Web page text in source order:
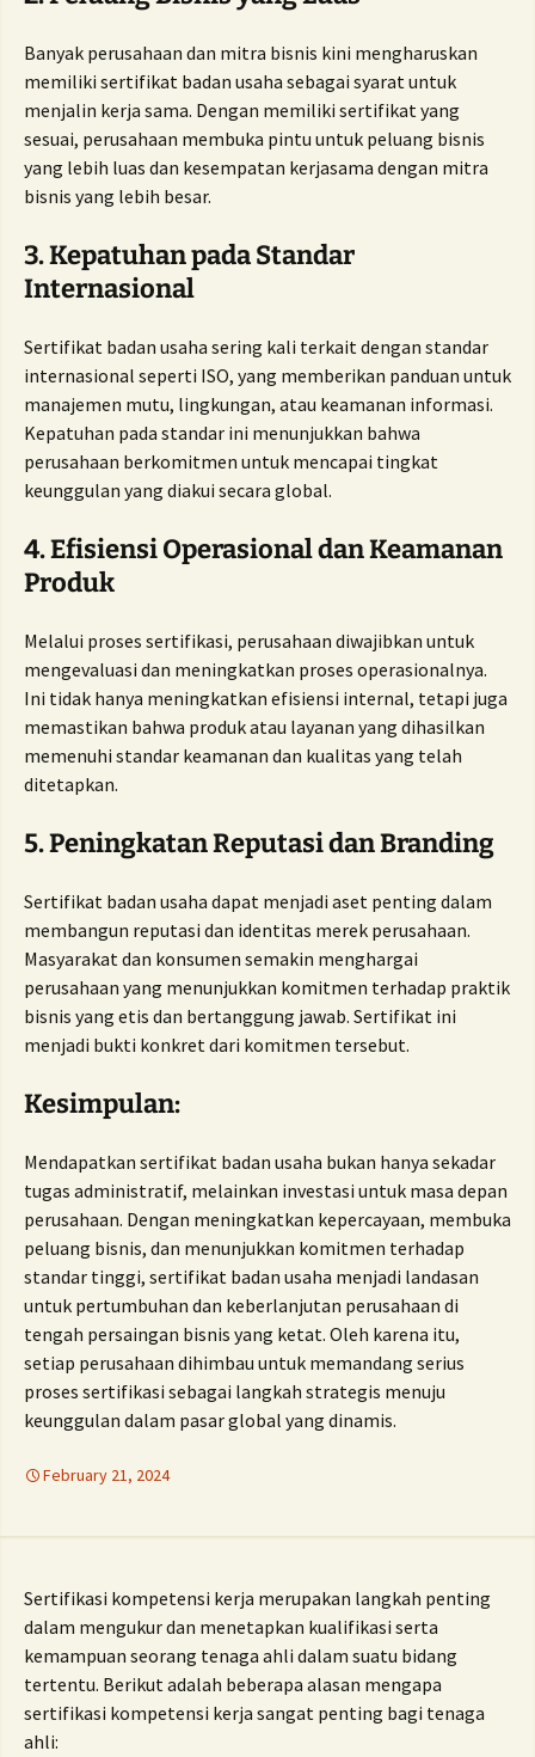
Banyak perusahaan dan mitra bisnis kini mengharuskan
memiliki sertifikat badan usaha sebagai syarat untuk
menjalin kerja sama. Dengan memiliki sertifikat yang
sesuai, perusahaan membuka pintu untuk peluang bisnis
yang lebih luas dan kesempatan kerjasama dengan mitra
bisnis yang lebih besar.
3.Kepatuhan pada Standar
Internasional
Sertifikat badan usaha sering kali terkait dengan standar
internasional seperti ISO, yang memberikan panduan untuk
manajemen mutu, lingkungan, atau keamanan informasi.
Kepatuhan pada standar ini menunjukkan bahwa
perusahaan berkomitmen untuk mencapai tingkat
keunggulan yang diakui secara global.
4.Efisiensi Operasional dan Keamanan
Produk
Melalui proses sertifikasi, perusahaan diwajibkan untuk
mengevaluasi dan meningkatkan proses operasionalnya.
Ini tidak hanya meningkatkan efisiensi internal, tetapi juga
memastikan bahwa produk atau layanan yang dihasilkan
memenuhi standar keamanan dan kualitas yang telah
ditetapkan.
5.Peningkatan Reputasi dan Branding
Sertifikat badan usaha dapat menjadi aset penting dalam
membangun reputasi dan identitas merek perusahaan.
Masyarakat dan konsumen semakin menghargai
perusahaan yang menunjukkan komitmen terhadap praktik
bisnis yang etis dan bertanggung jawab. Sertifikat ini
menjadi bukti konkret dari komitmen tersebut.
Kesimpulan:
Mendapatkan sertifikat badan usaha bukan hanya sekadar
tugas administratif, melainkan investasi untuk masa depan
perusahaan. Dengan meningkatkan kepercayaan, membuka
peluang bisnis, dan menunjukkan komitmen terhadap
standar tinggi, sertifikat badan usaha menjadi landasan
untuk pertumbuhan dan keberlanjutan perusahaan di
tengah persaingan bisnis yang ketat. Oleh karena itu,
setiap perusahaan dihimbau untuk memandang serius
proses sertifikasi sebagai langkah strategis menuju
keunggulan dalam pasar global yang dinamis.
February 21, 2024
Sertifikasi kompetensi kerja merupakan langkah penting
dalam mengukur dan menetapkan kualifikasi serta
kemampuan seorang tenaga ahli dalam suatu bidang
tertentu. Berikut adalah beberapa alasan mengapa
sertifikasi kompetensi kerja sangat penting bagi tenaga
ahli: